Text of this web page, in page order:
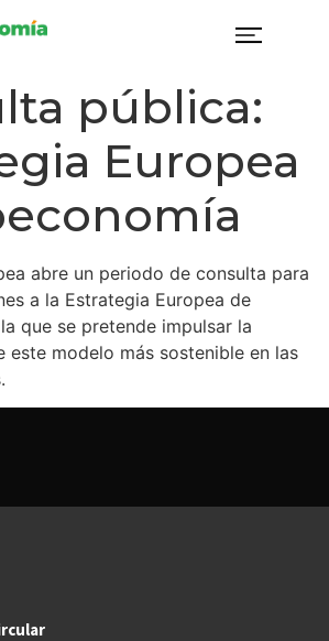
pública:
Europea
abre un periodo de consulta para
a la Estrategia Europea de
que se pretende impulsar la
este modelo más sostenible en las